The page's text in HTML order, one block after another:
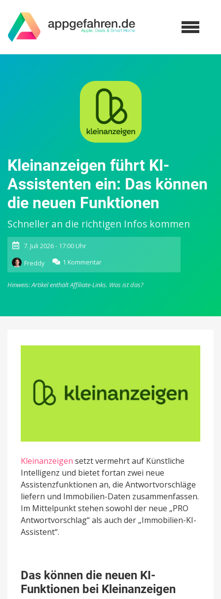
Kleinanzeigen führt KI-
Assistenten ein: Das können
die neuen Funktionen
Schneller an die richtigen Infos kommen
7. Juli 2026 - 17:00 Uhr
Freddy
1 Kommentar
Kleinanzeigen
führt
KI-
Das
neuen
Hinweis: Artikel enthält Affiliate-Links. Was ist das?
Kleinanzeigen setzt vermehrt auf Künstliche
Intelligenz und bietet fortan zwei neue
Assistenzfunktionen an, die Antwortvorschläge
liefern und Immobilien-Daten zusammenfassen.
Im Mittelpunkt stehen sowohl der neue „PRO
Antwortvorschlag“ als auch der „Immobilien-KI-
Assistent“.
Das können die neuen KI-
Funktionen bei Kleinanzeigen